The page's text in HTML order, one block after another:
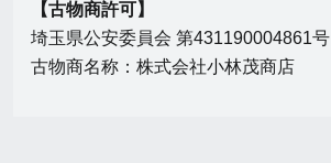
【古物商許可】
埼玉県公安委員会 第431190004861号
古物商名称：株式会社小林茂商店